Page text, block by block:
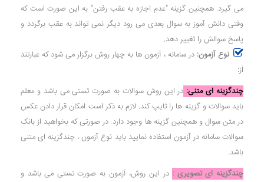
می گیرد. همچنین گزینه "عدم اجازه به عقب رفتن" به این صورت است که
وقتی دانش آموز به سوال بعدی می رود دیگر نمی تواند به عقب برگردد و
پاسخ سوالش را تغییر دهد.
نوع آزمون: در سامانه ، آزمون ها به چهار روش برگزار می شود که عبارتند
از:
چندگزینه ای متنی: در این روش سوالات به صورت تستی می باشد و معلم
باید سوالات و گزینه ها را تایپ کند. لازم به ذکر است امکان قرار دادن عکس
در متن سوال و همچنین گزینه ها وجود دارد. در صورتی که بخواهید از بانک
سوالات سامانه در آزمون استفاده نمایید باید نوع آزمون ، چندگزینه ای متنی
باشد.
چندگزینه ای تصویری : در این روش، آزمون به صورت تستی می باشد و